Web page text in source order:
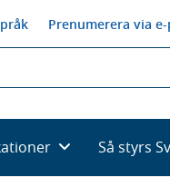
Prenumerera via
Så styrs